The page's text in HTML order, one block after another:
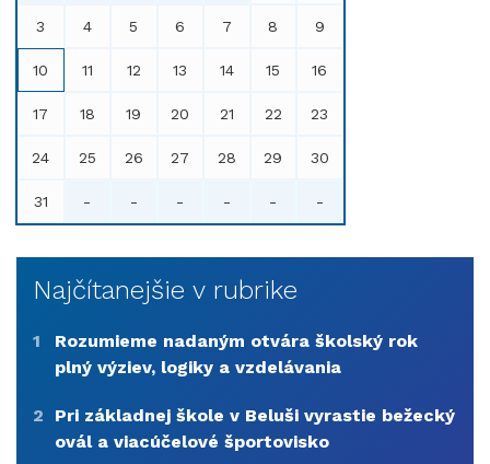
3 4 5 6 7 8 9
10 11 12 13 14 15 16
17 18 19 20 21 22 23
24 25 26 27 28 29 30
31 - - - - - -
Najčítanejšie v rubrike
1
Rozumieme nadaným otvára školský rok
plný výziev, logiky a vzdelávania
2
Pri základnej škole v Beluši vyrastie bežecký
ovál a viacúčelové športovisko